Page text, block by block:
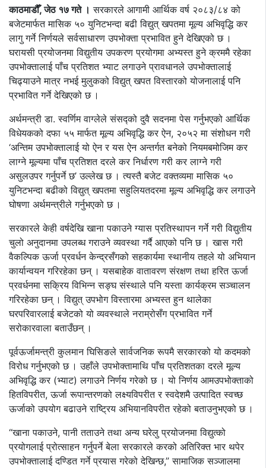
काठमाडौँ, जेठ १७ गते । सरकारले आगामी आर्थिक वर्ष २०८३/८४ को
बजेटमार्फत मासिक ५० युनिटभन्दा बढी विद्युत् खपतमा मूल्य अभिवृद्धि कर
लागु गर्ने निर्णयले सर्वसाधारण उपभोक्ता प्रभावित हुने देखिएको छ ।
घरायसी प्रयोजनमा विद्युतीय उपकरण प्रयोगमा अभ्यस्त हुने क्रममै रहेका
उपभोक्तालाई पाँच प्रतिशत भ्याट लगाउने प्रावधानले उपभोक्तालाई
चिढ्याउने मात्र नभई मुलुकको विद्युत् खपत विस्तारको योजनालाई पनि
प्रभावित गर्ने देखिएको छ ।
अर्थमन्त्री डा. स्वर्णिम वाग्लेले संसद्को दुवै सदनमा पेस गर्नुभएको आर्थिक
विधेयकको दफा ५५ मार्फत मूल्य अभिवृद्धि कर ऐन, २०५२ मा संशोधन गरी
‘अन्तिम उपभोक्तालाई यो ऐन र यस ऐन अन्तर्गत बनेको नियमबमोजिम कर
लाग्ने मूल्यमा पाँच प्रतिशत दरले कर निर्धारण गरी कर लाग्ने गरी
असुलउपर गर्नुपर्ने छ’ उल्लेख छ । त्यस्तै बजेट वक्तव्यमा मासिक ५०
युनिटभन्दा बढीको विद्युत् खपतमा सहुलियतदरमा मूल्य अभिवृद्धि कर लगाउने
घोषणा अर्थमन्त्रीले गर्नुभएको छ ।
सरकारले केही वर्षदेखि खाना पकाउने ग्यास प्रतिस्थापन गर्ने गरी विद्युतीय
चुलो अनुदानमा उपलब्ध गराउने व्यवस्था गर्दै आएको पनि छ । खास गरी
वैकल्पिक ऊर्जा प्रवर्धन केन्द्रसँगको सहकार्यमा स्थानीय तहले यो अभियान
कार्यान्वयन गरिरहेका छन् । यसबाहेक वातावरण संरक्षण तथा हरित ऊर्जा
प्रवर्धनमा सक्रिय विभिन्न सङ्घ संस्थाले पनि यस्ता कार्यक्रम सञ्चालन
गरिरहेका छन् । विद्युत् उपभोग विस्तारमा अभ्यस्त हुन थालेका
घरपरिवारलाई बजेटको यो व्यवस्थाले नराम्रोसँग प्रभावित गर्ने
सरोकारवाला बताउँछन् ।
पूर्वऊर्जामन्त्री कुलमान घिसिङले सार्वजनिक रूपमै सरकारको यो कदमको
विरोध गर्नुभएको छ । उहाँले उपभोक्तामाथि पाँच प्रतिशतका दरले मूल्य
अभिवृद्धि कर (भ्याट) लगाउने निर्णय गरेको छ । यो निर्णय आमउपभोक्ताको
हितविपरीत, ऊर्जा रूपान्तरणको लक्ष्यविपरीत र स्वदेशमै उत्पादित स्वच्छ
ऊर्जाको उपयोग बढाउने राष्ट्रिय अभियानविपरीत रहेको बताउनुभएको छ ।
“खाना पकाउने, पानी तताउने तथा अन्य घरेलु प्रयोजनमा विद्युत्को
प्रयोगलाई प्रोत्साहन गर्नुपर्ने बेला सरकारले करको अतिरिक्त भार थपेर
उपभोक्तालाई दण्डित गर्ने प्रयास गरेको देखिन्छ,” सामाजिक सञ्जालमा